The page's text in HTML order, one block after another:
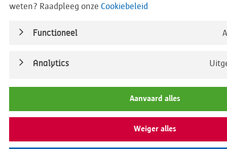
Titel
Alfabetische straatnamenlijst
Volledige beschrijving van deze
BrocadeID c:lvd:448618
Titelbeschrijving
Alphabetische lijst der straten
weten? Raadpleeg onze Cookiebeleid
Functioneel
Analytics
Aanvaard alles
Weiger alles